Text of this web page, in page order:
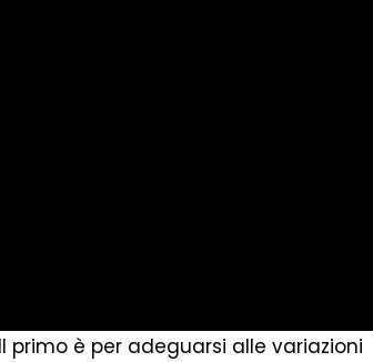
primo è per adeguarsi alle variazioni